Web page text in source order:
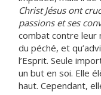
Christ Jésus ont
passions et ses
combat contre leur
du péché, et
l’Esprit. Seule
un but en soi. Elle
haut. Cependant,